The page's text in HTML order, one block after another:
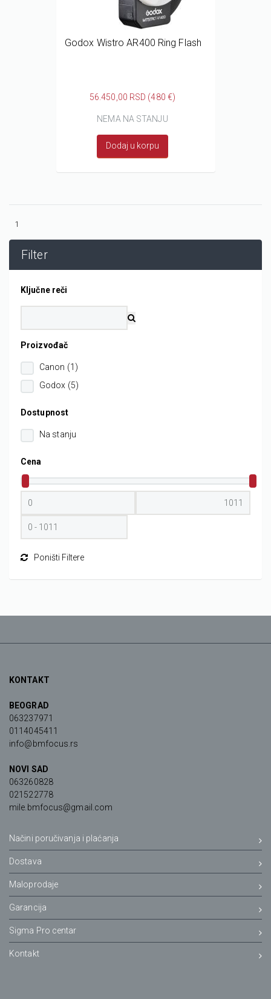
Godox Wistro AR400 Ring Flash
56.450,00 RSD (480 €)
NEMA NA STANJU
Dodaj u korpu
1
Filter
Ključne reči
Proizvođač
Canon (1)
Godox (5)
Dostupnost
Na stanju
Cena
Poništi Filtere
KONTAKT
BEOGRAD
063237971
0114045411
info@bmfocus.rs
NOVI SAD
063260828
021522778
mile.bmfocus@gmail.com
Načini poručivanja i plaćanja
Dostava
Maloprodaje
Garancija
Sigma Pro centar
Kontakt